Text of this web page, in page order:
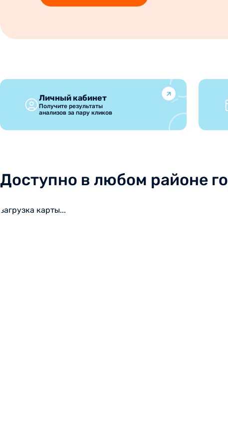
Личный кабинет
Получите результаты
анализов за пару кликов
Доступно в любом районе
загрузка карты...